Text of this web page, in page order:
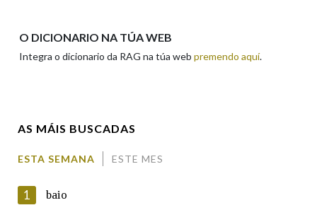
O DICIONARIO NA TÚA WEB
Integra o dicionario da RAG na túa web premendo aquí.
AS MÁIS BUSCADAS
ESTA SEMANA ESTE MES
1 baio